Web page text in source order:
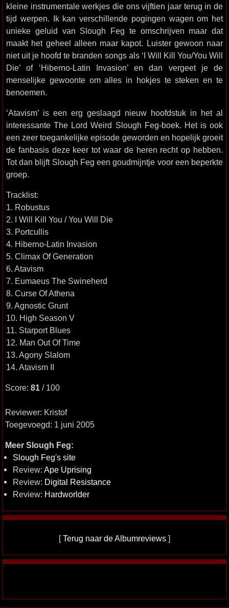
kleine instrumentale werkjes die ons vijftien jaar terug in de
tijd werpen. Ik kan verschillende pogingen wagen om het
unieke geluid van Slough Feg te omschrijven maar dat
maakt het geheel alleen maar kapot. Luister gewoon naar
niet uit je hoofd te branden songs als ‘I Will Kill You/You Will
Die’ of ‘Hiberno-Latin Invasion’ en dan vergeet je de
menselijke gewoonte om alles in hokjes te steken en te
benoemen.
‘Atavism’ is een erg geslaagd nieuw hoofdstuk in het al
interessante The Lord Weird Slough Feg-boek. Het is ook
een zeer toegankelijke episode geworden en hopelijk groeit
de fanbasis deze keer tot waar de heren recht op hebben.
Tot dan blijft Slough Feg een goudmijntje voor een beperkte
groep.
Tracklist:
1. Robustus
2. I Will Kill You / You Will Die
3. Portcullis
4. Hiberno-Latin Invasion
5. Climax Of Generation
6. Atavism
7. Eumaeus The Swineherd
8. Curse Of Athena
9. Agnostic Grunt
10. High Season V
11. Starport Blues
12. Man Out Of Time
13. Agony Slalom
14. Atavism II
Score: 81 / 100
Reviewer: Kristof
Toegevoegd: 1 juni 2005
Meer Slough Feg:
Slough Feg's site
Review: Ape Uprising
Review: Digital Resistance
Review: Hardworlder
[Terug naar de Albumreviews ]